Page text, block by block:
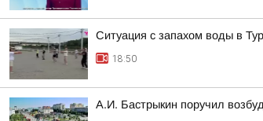
Ситуация с запахом воды в
18:50
А.И. Бастрыкин поручил